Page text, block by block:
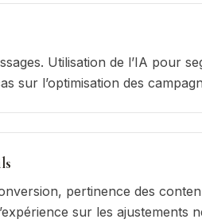
Utilisation de l’IA pour
sur l’optimisation des
pertinence des
sur les ajustements